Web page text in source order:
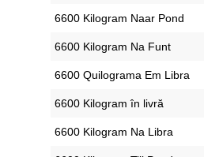
‎6600 Kilogram Naar Pond
‎6600 Kilogram Na Funt
‎6600 Quilograma Em Libra
‎6600 Kilogram în livră
‎6600 Kilogram Na Libra